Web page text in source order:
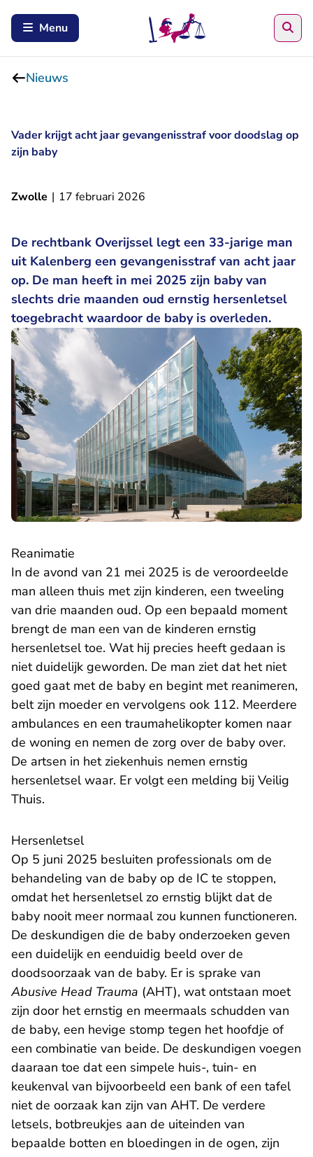
Menu
Nieuws
Vader krijgt acht jaar gevangenisstraf voor doodslag op
zijn baby
Zwolle | 17 februari 2026
De rechtbank Overijssel legt een 33-jarige man
uit Kalenberg een gevangenisstraf van acht jaar
op. De man heeft in mei 2025 zijn baby van
slechts drie maanden oud ernstig hersenletsel
toegebracht waardoor de baby is overleden.
Reanimatie
In de avond van 21 mei 2025 is de veroordeelde
man alleen thuis met zijn kinderen, een tweeling
van drie maanden oud. Op een bepaald moment
brengt de man een van de kinderen ernstig
hersenletsel toe. Wat hij precies heeft gedaan is
niet duidelijk geworden. De man ziet dat het niet
goed gaat met de baby en begint met reanimeren,
belt zijn moeder en vervolgens ook 112. Meerdere
ambulances en een traumahelikopter komen naar
de woning en nemen de zorg over de baby over.
De artsen in het ziekenhuis nemen ernstig
hersenletsel waar. Er volgt een melding bij Veilig
Thuis.
Hersenletsel
Op 5 juni 2025 besluiten professionals om de
behandeling van de baby op de IC te stoppen,
omdat het hersenletsel zo ernstig blijkt dat de
baby nooit meer normaal zou kunnen functioneren.
De deskundigen die de baby onderzoeken geven
een duidelijk en eenduidig beeld over de
doodsoorzaak van de baby. Er is sprake van
Abusive Head Trauma (AHT), wat ontstaan moet
zijn door het ernstig en meermaals schudden van
de baby, een hevige stomp tegen het hoofdje of
een combinatie van beide. De deskundigen voegen
daaraan toe dat een simpele huis-, tuin- en
keukenval van bijvoorbeeld een bank of een tafel
niet de oorzaak kan zijn van AHT. De verdere
letsels, botbreukjes aan de uiteinden van
bepaalde botten en bloedingen in de ogen, zijn